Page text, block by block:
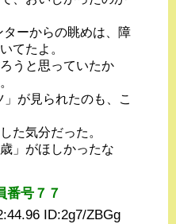
ーからの眺めは、障
てたよ。
うと思っていたか
が見られたのも、こ
た気分だった。
」がほしかったな
番号７７
ID:2g7/ZBGg